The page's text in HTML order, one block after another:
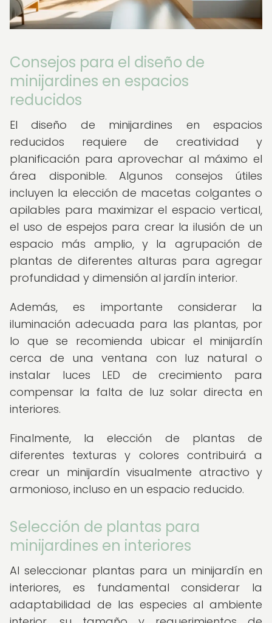
Consejos para el diseño de
minijardines en espacios
reducidos
El diseño de minijardines en espacios
reducidos requiere de creatividad y
planificación para aprovechar al máximo el
área disponible. Algunos consejos útiles
incluyen la elección de macetas colgantes o
apilables para maximizar el espacio vertical,
el uso de espejos para crear la ilusión de un
espacio más amplio, y la agrupación de
plantas de diferentes alturas para agregar
profundidad y dimensión al jardín interior.
Además, es importante considerar la
iluminación adecuada para las plantas, por
lo que se recomienda ubicar el minijardín
cerca de una ventana con luz natural o
instalar luces LED de crecimiento para
compensar la falta de luz solar directa en
interiores.
Finalmente, la elección de plantas de
diferentes texturas y colores contribuirá a
crear un minijardín visualmente atractivo y
armonioso, incluso en un espacio reducido.
Selección de plantas para
minijardines en interiores
Al seleccionar plantas para un minijardín en
interiores, es fundamental considerar la
adaptabilidad de las especies al ambiente